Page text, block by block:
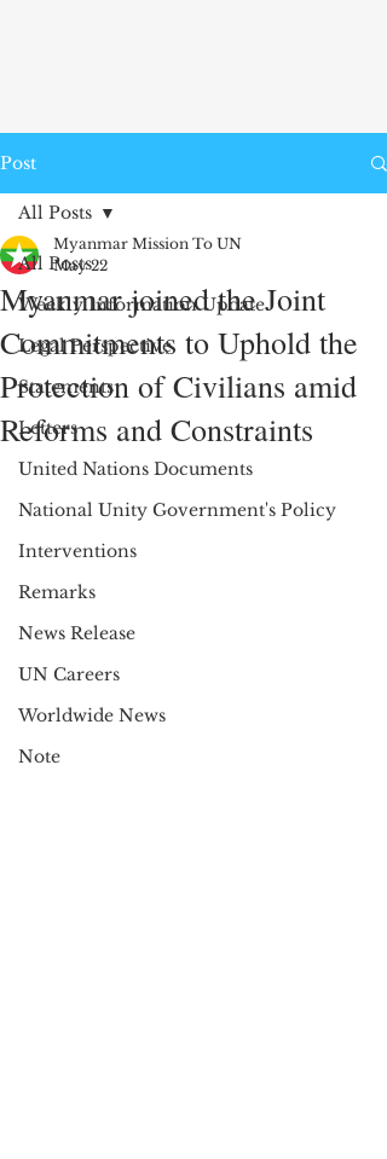
Post
All Posts
Weekly Information Update
Legal Perspective
Statements
Letters
United Nations Documents
National Unity Government's Policy
Interventions
Remarks
News Release
UN Careers
Worldwide News
Note
All Posts
Myanmar joined the Joint
Commitments to Uphold the
Protection of Civilians amid
Reforms and Constraints
Myanmar Mission To UN
May 22